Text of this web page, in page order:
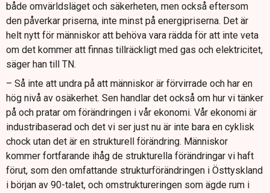
både omvärldsläget och säkerheten, men också eftersom
den påverkar priserna, inte minst på energipriserna. Det är
helt nytt för människor att behöva vara rädda för att inte veta
om det kommer att finnas tillräckligt med gas och elektricitet,
säger han till TN.
– Så inte att undra på att människor är förvirrade och har en
hög nivå av osäkerhet. Sen handlar det också om hur vi tänker
på och pratar om förändringen i vår ekonomi. Vår ekonomi är
industribaserad och det vi ser just nu är inte bara en cyklisk
chock utan det är en strukturell förändring. Människor
kommer fortfarande ihåg de strukturella förändringar vi haft
förut, som den omfattande strukturförändringen i Östtyskland
i början av 90-talet, och omstruktureringen som ägde rum i